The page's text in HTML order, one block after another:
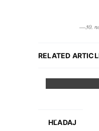
―30.
RELATED
Anna nie je
ani po
HĽADAJ